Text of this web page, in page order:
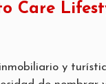
Care
y